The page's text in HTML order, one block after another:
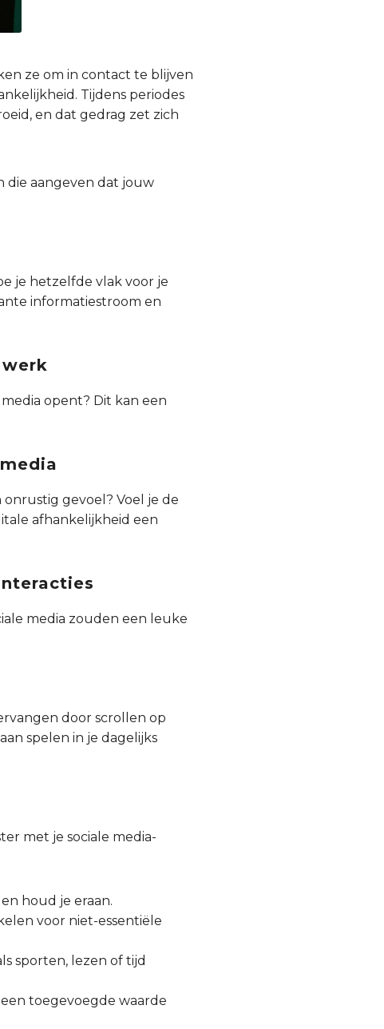
ze om in contact te blijven
Tijdens periodes
en dat gedrag zet zich
die aangeven dat jouw
je hetzelfde vlak voor je
informatiestroom en
opent? Dit kan een
gevoel? Voel je de
afhankelijkheid een
media zouden een leuke
door scrollen op
spelen in je dagelijks
met je sociale media-
houd je eraan.
voor niet-essentiële
sporten, lezen of tijd
toegevoegde waarde